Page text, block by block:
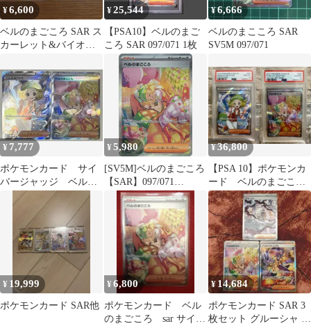
¥6,600
ベルのまごころ SAR ス
カーレット&バイオレ
ージャッ…
¥25,544
【PSA10】ベルのまご
ころ SAR 097/071 1枚
¥6,666
ベルのまこころ SAR
SV5M 097/071
¥ 7,777
ポケモンカード サイ
バージャッジ ベルの
まごころ SR SAR 2
枚 大特価
¥5,980
[SV5M]ベルのまごころ
【SAR】097/071
ITC0XZD0ET95
¥36,800
【PSA 10】ポケモンカ
ード ベルのまごころ
SR ・ SAR連番
¥ 19,999
ポケモンカード SAR他
¥6,800
ポケモンカード ベル
のまごころ sar サイバ
¥ 14,684
ポケモンカード SAR 3
枚セット グルーシャ ベ